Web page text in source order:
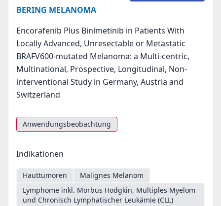
BERING MELANOMA
Encorafenib Plus Binimetinib in Patients With
Locally Advanced, Unresectable or Metastatic
BRAFV600-mutated Melanoma: a Multi-centric,
Multinational, Prospective, Longitudinal, Non-
interventional Study in Germany, Austria and
Switzerland
Anwendungsbeobachtung
Indikationen
Hauttumoren
Malignes Melanom
Lymphome inkl. Morbus Hodgkin, Multiples Myelom
und Chronisch Lymphatischer Leukämie (CLL)